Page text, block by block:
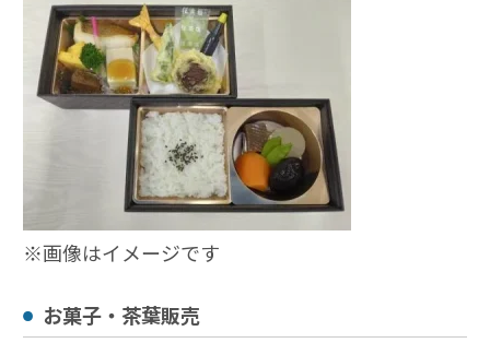
※画像はイメージです
お菓子・茶葉販売